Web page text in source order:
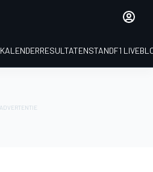
KALENDERRESULTATENSTANDF1